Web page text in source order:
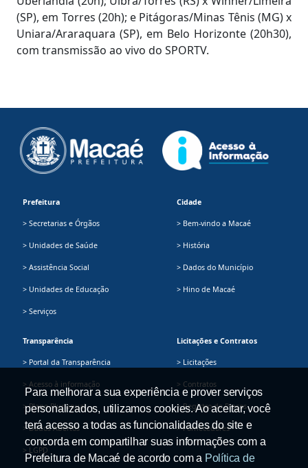
(SP), em Torres (20h); e Pitágoras/Minas Tênis (MG) x
Uniara/Araraquara (SP), em Belo Horizonte (20h30),
com transmissão ao vivo do SPORTV.
Prefeitura
> Secretarias e Órgãos
> Unidades de Saúde
> Assistência Social
> Unidades de Educação
> Serviços
Cidade
> Bem-vindo a Macaé
> História
> Dados do Município
> Hino de Macaé
Transparência
> Portal da Transparência
> Acesso à informação
> Plano Plurianual
> Dados Abertos
> LGPD
Licitações e Contratos
> Licitações
> Contratos
> Registro de Preços
> Fornecedores
Para melhorar a sua experiência e prover serviços
personalizados, utilizamos cookies. Ao aceitar, você
terá acesso a todas as funcionalidades do site e
concorda em compartilhar suas informações com a
Prefeitura de Macaé de acordo com a Política de